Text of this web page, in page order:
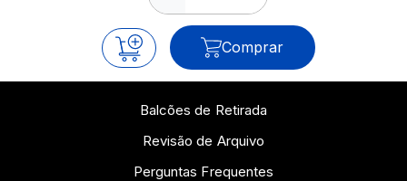
Comprar
Balcões de Retirada
Revisão de Arquivo
Perguntas Frequentes